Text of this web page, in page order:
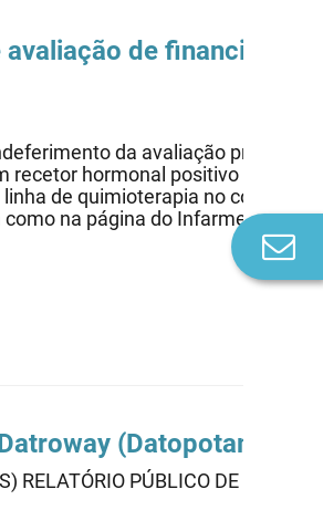
de
da avaliação prévia
hormonal positivo
de quimioterapia no contexto
na página do Infarmed
(Datopotamab
PÚBLICO DE